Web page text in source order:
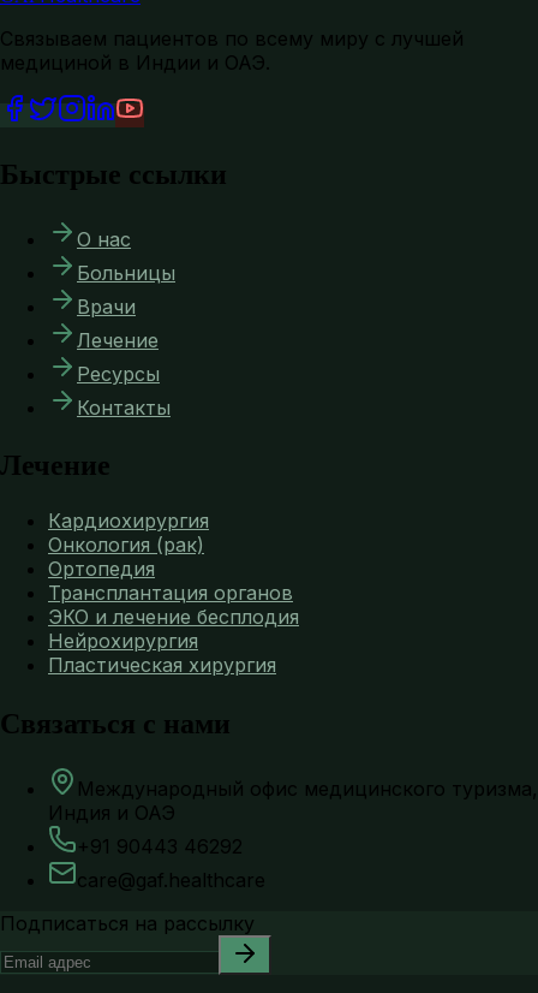
Связываем пациентов по всему миру с лучшей
медициной в Индии и ОАЭ.
Быстрые ссылки
О нас
Больницы
Врачи
Лечение
Ресурсы
Контакты
Лечение
Кардиохирургия
Онкология (рак)
Ортопедия
Трансплантация органов
ЭКО и лечение бесплодия
Нейрохирургия
Пластическая хирургия
Связаться с нами
Международный офис медицинского туризма,
Индия и ОАЭ
+91 90443 46292
care@gaf.healthcare
Подписаться на рассылку